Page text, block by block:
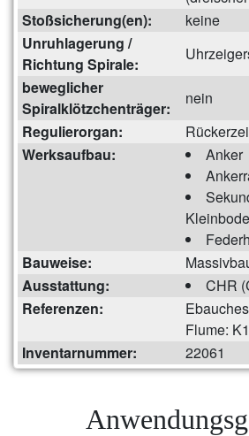
Stoßsicherung(en):
keine
Unruhlagerung /
Richtung Spirale:
beweglicher
Spiralklötzchenträger:
nein
Regulierorgan:
Werksaufbau:
Anker
Bauweise:
Ausstattung:
CHR
Referenzen:
Flume:
Inventarnummer:
22061